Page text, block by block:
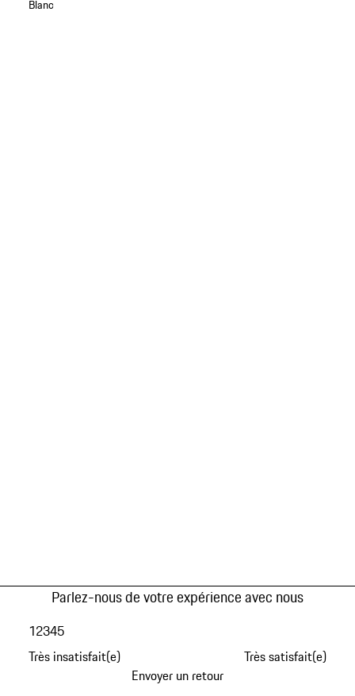
Blanc
Parlez-nous de votre expérience avec nous
Très insatisfait(e)
12345
Très satisfait(e)
Envoyer un retour